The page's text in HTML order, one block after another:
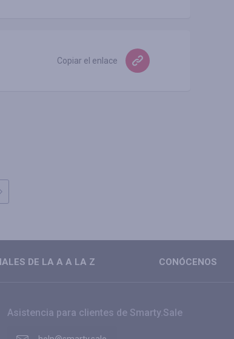
Copiar el enlace
DE LA A A LA Z CONÓCENOS
Asistencia para clientes de Smarty.Sale